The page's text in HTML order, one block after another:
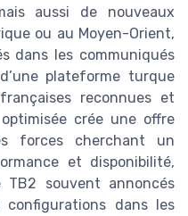
aussi de nouveaux
ou au Moyen-Orient,
dans les communiqués
plateforme turque
reconnues et
crée une offre
forces cherchant un
et disponibilité,
souvent annoncés
dans les